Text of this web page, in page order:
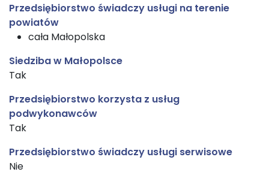
Przedsiębiorstwo świadczy usługi na terenie
powiatów
cała Małopolska
Siedziba w Małopolsce
Tak
Przedsiębiorstwo korzysta z usług
podwykonawców
Tak
Przedsiębiorstwo świadczy usługi serwisowe
Nie